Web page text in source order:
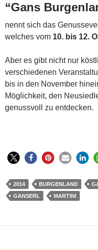
“Gans
nennt sich das
welches vom 10. bis 12.
Aber es gibt nicht nur
verschiedenen
bis in den November
Möglichkeit, den
genussvoll zu entdecken.
2014 BURGENLAND
GANSERL
MARTINI